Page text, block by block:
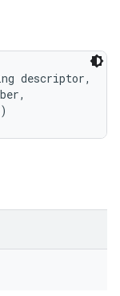
descriptor,